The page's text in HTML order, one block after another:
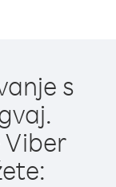
s